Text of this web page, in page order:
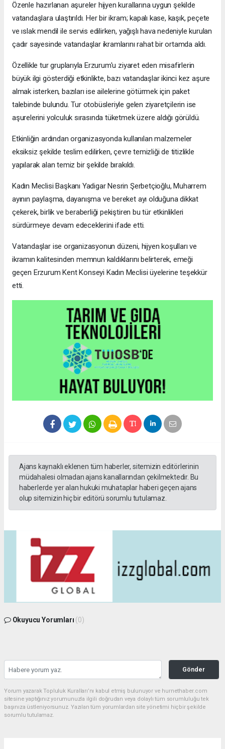
Özenle hazırlanan aşureler hijyen kurallarına uygun şekilde
vatandaşlara ulaştırıldı. Her bir ikram; kapalı kase, kaşık, peçete
ve ıslak mendil ile servis edilirken, yağışlı hava nedeniyle kurulan
çadır sayesinde vatandaşlar ikramlarını rahat bir ortamda aldı.
Özellikle tur gruplarıyla Erzurum'u ziyaret eden misafirlerin
büyük ilgi gösterdiği etkinlikte, bazı vatandaşlar ikinci kez aşure
almak isterken, bazıları ise ailelerine götürmek için paket
talebinde bulundu. Tur otobüsleriyle gelen ziyaretçilerin ise
aşurelerini yolculuk sırasında tüketmek üzere aldığı görüldü.
Etkinliğin ardından organizasyonda kullanılan malzemeler
eksiksiz şekilde teslim edilirken, çevre temizliği de titizlikle
yapılarak alan temiz bir şekilde bırakıldı.
Kadın Meclisi Başkanı Yadigar Nesrin Şerbetçioğlu, Muharrem
ayının paylaşma, dayanışma ve bereket ayı olduğuna dikkat
çekerek, birlik ve beraberliği pekiştiren bu tür etkinlikleri
sürdürmeye devam edeceklerini ifade etti.
Vatandaşlar ise organizasyonun düzeni, hijyen koşulları ve
ikramın kalitesinden memnun kaldıklarını belirterek, emeği
geçen Erzurum Kent Konseyi Kadın Meclisi üyelerine teşekkür
etti.
Ajans kaynaklı eklenen tüm haberler, sitemizin editörlerinin
müdahalesi olmadan ajans kanallarından çekilmektedir. Bu
haberlerde yer alan hukuki muhataplar haberi geçen ajans
olup sitemizin hiç bir editörü sorumlu tutulamaz.
Okuyucu Yorumları (0)
Gönder
Yorum yazarak Topluluk Kuralları’nı kabul etmiş bulunuyor ve hurnethaber.com
sitesine yaptığınız yorumunuzla ilgili doğrudan veya dolaylı tüm sorumluluğu tek
başınıza üstleniyorsunuz. Yazılan tüm yorumlardan site yönetimi hiçbir şekilde
sorumlu tutulamaz.